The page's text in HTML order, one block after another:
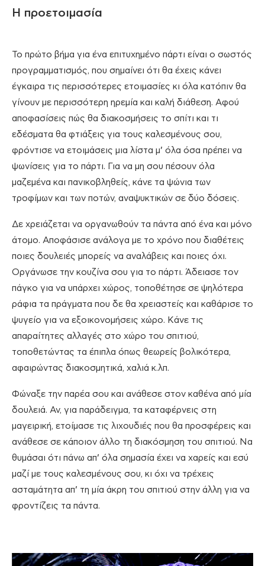
Η προετοιμασία
Το πρώτο βήμα για ένα επιτυχημένο πάρτι είναι ο σωστός
προγραμματισμός, που σημαίνει ότι θα έχεις κάνει
έγκαιρα τις περισσότερες ετοιμασίες κι όλα κατόπιν θα
γίνουν με περισσότερη ηρεμία και καλή διάθεση. Αφού
αποφασίσεις πώς θα διακοσμήσεις το σπίτι και τι
εδέσματα θα φτιάξεις για τους καλεσμένους σου,
φρόντισε να ετοιμάσεις μια λίστα μ’ όλα όσα πρέπει να
ψωνίσεις για το πάρτι. Για να μη σου πέσουν όλα
μαζεμένα και πανικοβληθείς, κάνε τα ψώνια των
τροφίμων και των ποτών, αναψυκτικών σε δύο δόσεις.
Δε χρειάζεται να οργανωθούν τα πάντα από ένα και μόνο
άτομο. Αποφάσισε ανάλογα με το χρόνο που διαθέτεις
ποιες δουλειές μπορείς να αναλάβεις και ποιες όχι.
Οργάνωσε την κουζίνα σου για το πάρτι. Άδειασε τον
πάγκο για να υπάρχει χώρος, τοποθέτησε σε ψηλότερα
ράφια τα πράγματα που δε θα χρειαστείς και καθάρισε το
ψυγείο για να εξοικονομήσεις χώρο. Κάνε τις
απαραίτητες αλλαγές στο χώρο του σπιτιού,
τοποθετώντας τα έπιπλα όπως θεωρείς βολικότερα,
αφαιρώντας διακοσμητικά, χαλιά κ.λπ.
Φώναξε την παρέα σου και ανάθεσε στον καθένα από μία
δουλειά. Αν, για παράδειγμα, τα καταφέρνεις στη
μαγειρική, ετοίμασε τις λιχουδιές που θα προσφέρεις και
ανάθεσε σε κάποιον άλλο τη διακόσμηση του σπιτιού. Να
θυμάσαι ότι πάνω απ’ όλα σημασία έχει να χαρείς και εσύ
μαζί με τους καλεσμένους σου, κι όχι να τρέχεις
ασταμάτητα απ’ τη μία άκρη του σπιτιού στην άλλη για να
φροντίζεις τα πάντα.